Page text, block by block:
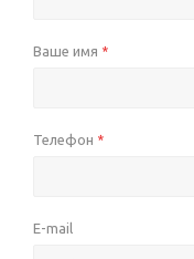
Ваше имя *
Телефон *
E-mail